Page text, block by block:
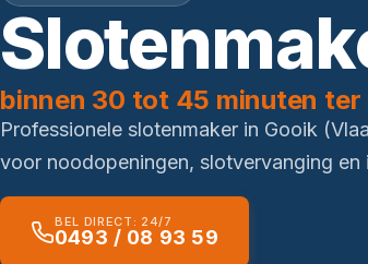
binnen 30 tot 45 minuten ter
Professionele slotenmaker in Gooik
voor noodopeningen, slotvervanging en
BEL DIRECT: 24/7
0493 / 08 93 59